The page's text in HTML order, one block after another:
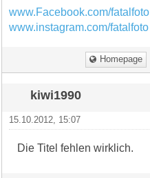
www.Facebook.com/fatalfoto
www.instagram.com/fatalfoto
Homepage
kiwi1990
15.10.2012, 15:07
Die Titel fehlen wirklich.